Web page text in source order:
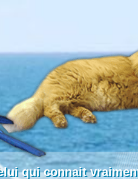
qui connait